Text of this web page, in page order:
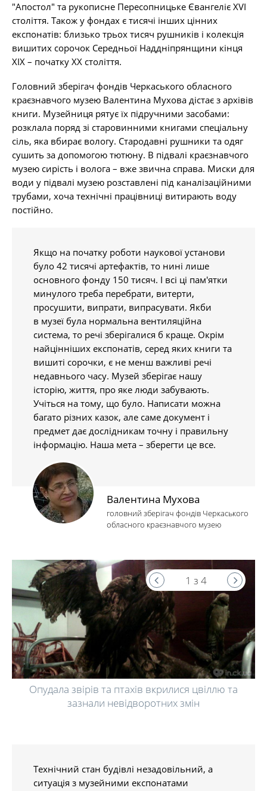
"Апостол" та рукописне Пересопницьке Євангеліє ХVІ
століття. Також у фондах є тисячі інших цінних
експонатів: близько трьох тисяч рушників і колекція
вишитих сорочок Середньої Наддніпрянщини кінця
ХІХ – початку ХХ століття.
Головний зберігач фондів Черкаського обласного
краєзнавчого музею Валентина Мухова дістає з архівів
книги. Музейниця рятує їх підручними засобами:
розклала поряд зі старовинними книгами спеціальну
сіль, яка вбирає вологу. Стародавні рушники та одяг
сушить за допомогою тютюну. В підвалі краєзнавчого
музею сирість і волога – вже звична справа. Миски для
води у підвалі музею розставлені під каналізаційними
трубами, хоча технічні працівниці витирають воду
постійно.
Якщо на початку роботи наукової установи
було 42 тисячі артефактів, то нині лише
основного фонду 150 тисяч. І всі ці пам'ятки
минулого треба перебрати, витерти,
просушити, випрати, випрасувати. Якби
в музеї була нормальна вентиляційна
система, то речі зберігалися б краще. Окрім
найцінніших експонатів, серед яких книги та
вишиті сорочки, є не менш важливі речі
недавнього часу. Музей зберігає нашу
історію, життя, про яке люди забувають.
Учіться на тому, що було. Написати можна
багато різних казок, але саме документ і
предмет дає дослідникам точну і правильну
інформацію. Наша мета – зберегти це все.
Валентина Мухова
головний зберігач фондів Черкаського
обласного краєзнавчого музею
Опудала звірів та птахів вкрилися цвіллю та
зазнали невідворотних змін
1 з 4
Технічний стан будівлі незадовільний, а
ситуація з музейними експонатами